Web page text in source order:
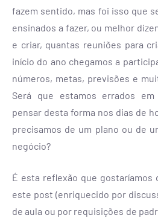
fazem sentido, mas foi isso que
ensinados a fazer, ou melhor
e criar, quantas reuniões para
início do ano chegamos a
números, metas, previsões e
Será que estamos errados
pensar desta forma nos dias de
precisamos de um plano ou de
negócio?
É esta reflexão que gostaríamos
este post (enriquecido por
de aula ou por requisições de